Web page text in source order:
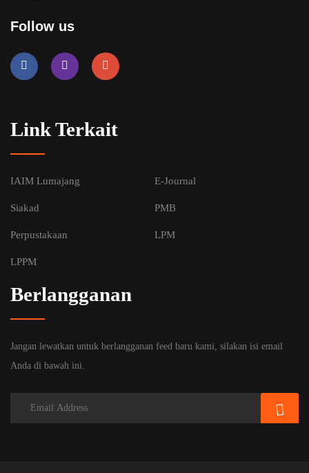
Follow us
Link Terkait
IAIM Lumajang E-Journal
Siakad PMB
Perpustakaan LPM
LPPM
Berlangganan
Jangan lewatkan untuk berlangganan feed baru kami, silakan isi email
Anda di bawah ini.